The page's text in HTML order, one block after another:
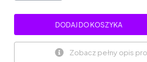
DODAJ DO KOSZYKA
Zobacz pełny opis